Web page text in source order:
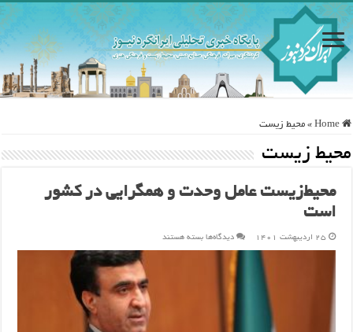
Home
» محيط زيست
محيط زيست
محیط‌زیست عامل وحدت و همگرایی در کشور
است
۲۵ اردیبهشت ۱۴۰۱ دیدگاه‌هابرای
بسته هستند